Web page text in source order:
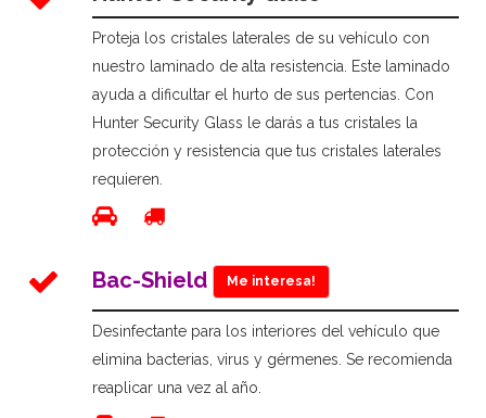
Proteja los cristales laterales de su vehículo con
nuestro laminado de alta resistencia. Este laminado
ayuda a dificultar el hurto de sus pertencias. Con
Hunter Security Glass le darás a tus cristales la
protección y resistencia que tus cristales laterales
requieren.
Bac-Shield Me interesa!
Desinfectante para los interiores del vehículo que
elimina bacterias, virus y gérmenes. Se recomienda
reaplicar una vez al año.